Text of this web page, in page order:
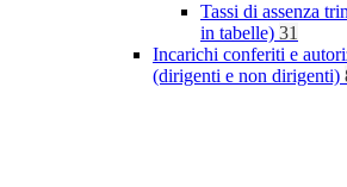
Tassi di assenza
in tabelle) 31
Incarichi conferiti e
(dirigenti e non dirigenti)